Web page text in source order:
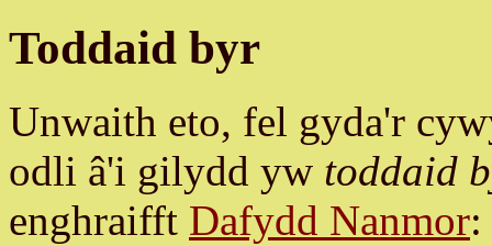
Toddaid byr
Unwaith eto, fel gyda'r
odli â'i gilydd yw toddaid
enghraifft Dafydd Nanmor: